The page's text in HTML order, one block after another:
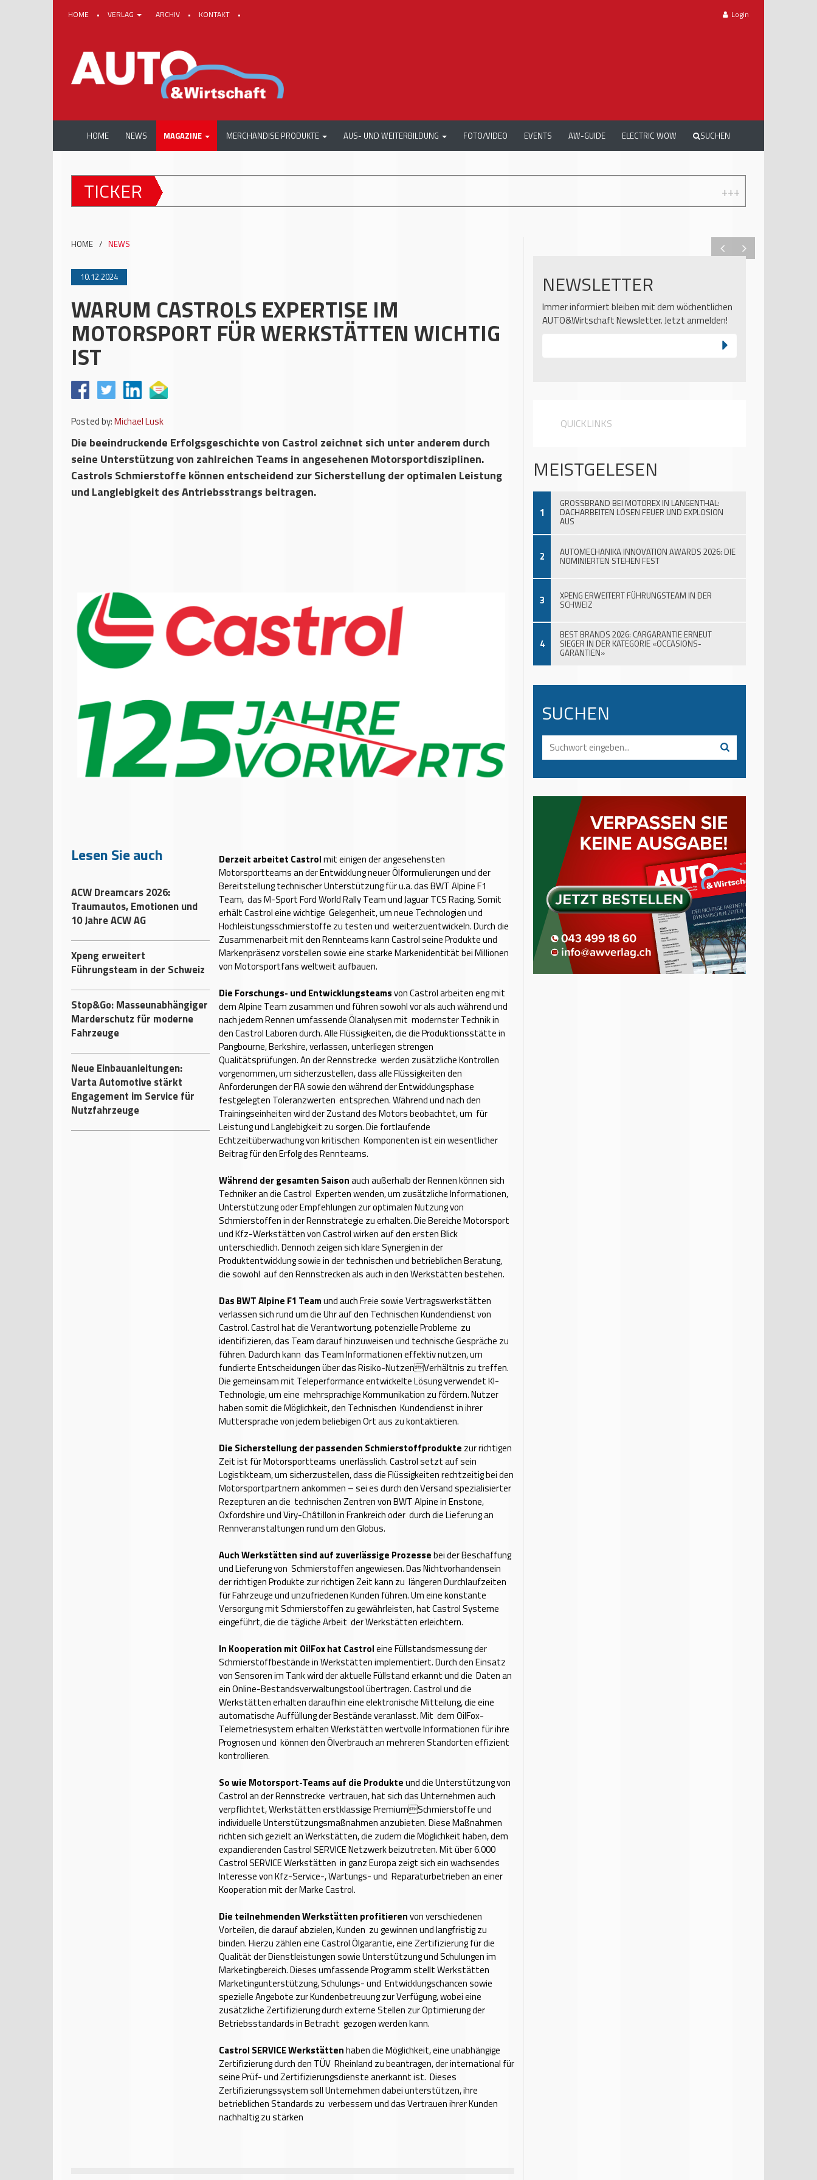
HOME • VERLAG ARCHIV • KONTAKT • Login
HOME NEWS MAGAZINE MERCHANDISE PRODUKTE AUS- UND WEITERBILDUNG FOTO/VIDEO EVENTS AW-GUIDE ELECTRIC WOW SUCHEN
TICKER ACW DREAMCARS 2026:
HOME / NEWS
10.12.2024
WARUM CASTROLS EXPERTISE IM
MOTORSPORT FÜR WERKSTÄTTEN WICHTIG
IST
Posted by:Michael Lusk
Die beeindruckende Erfolgsgeschichte von Castrol zeichnet sich unter anderem durch
seine Unterstützung von zahlreichen Teams in angesehenen Motorsportdisziplinen.
Castrols Schmierstoffe können entscheidend zur Sicherstellung der optimalen Leistung
und Langlebigkeit des Antriebsstrangs beitragen.
Lesen Sie auch
ACW Dreamcars 2026:
Traumautos, Emotionen und
10 Jahre ACW AG
Xpeng erweitert
Führungsteam in der Schweiz
Stop&Go: Masseunabhängiger
Marderschutz für moderne
Fahrzeuge
Neue Einbauanleitungen:
Varta Automotive stärkt
Engagement im Service für
Nutzfahrzeuge
Derzeit arbeitet Castrolmit einigen der angesehensten
Motorsportteams an der Entwicklung neuer Ölformulierungen und der
Bereitstellung technischer Unterstützung für u.a. das BWT Alpine F1
Team, das M-Sport Ford World Rally Team und Jaguar TCS Racing. Somit
erhält Castrol eine wichtige Gelegenheit, um neue Technologien und
Hochleistungsschmierstoffe zu testen und weiterzuentwickeln. Durch die
Zusammenarbeit mit den Rennteams kann Castrol seine Produkte und
Markenpräsenz vorstellen sowie eine starke Markenidentität bei Millionen
von Motorsportfans weltweit aufbauen.
Die Forschungs- und Entwicklungsteamsvon Castrol arbeiten eng mit
dem Alpine Team zusammen und führen sowohl vor als auch während und
nach jedem Rennen umfassende Ölanalysen mit modernster Technik in
den Castrol Laboren durch. Alle Flüssigkeiten, die die Produktionsstätte in
Pangbourne, Berkshire, verlassen, unterliegen strengen
Qualitätsprüfungen. An der Rennstrecke werden zusätzliche Kontrollen
vorgenommen, um sicherzustellen, dass alle Flüssigkeiten den
Anforderungen der FIA sowie den während der Entwicklungsphase
festgelegten Toleranzwerten entsprechen. Während und nach den
Trainingseinheiten wird der Zustand des Motors beobachtet, um für
Leistung und Langlebigkeit zu sorgen. Die fortlaufende
Echtzeitüberwachung von kritischen Komponenten ist ein wesentlicher
Beitrag für den Erfolg des Rennteams.
Während der gesamten Saisonauch außerhalb der Rennen können sich
Techniker an die Castrol Experten wenden, um zusätzliche Informationen,
Unterstützung oder Empfehlungen zur optimalen Nutzung von
Schmierstoffen in der Rennstrategie zu erhalten. Die Bereiche Motorsport
und Kfz-Werkstätten von Castrol wirken auf den ersten Blick
unterschiedlich. Dennoch zeigen sich klare Synergien in der
Produktentwicklung sowie in der technischen und betrieblichen Beratung,
die sowohl auf den Rennstrecken als auch in den Werkstätten bestehen.
Das BWT Alpine F1 Teamund auch Freie sowie Vertragswerkstätten
verlassen sich rund um die Uhr auf den Technischen Kundendienst von
Castrol. Castrol hat die Verantwortung, potenzielle Probleme zu
identifizieren, das Team darauf hinzuweisen und technische Gespräche zu
führen. Dadurch kann das Team Informationen effektiv nutzen, um
fundierte Entscheidungen über das Risiko-NutzenVerhältnis zu treffen.
Die gemeinsam mit Teleperformance entwickelte Lösung verwendet KI-
Technologie, um eine mehrsprachige Kommunikation zu fördern. Nutzer
haben somit die Möglichkeit, den Technischen Kundendienst in ihrer
Muttersprache von jedem beliebigen Ort aus zu kontaktieren.
Die Sicherstellung der passenden Schmierstoffprodukte zur richtigen
Zeit ist für Motorsportteams unerlässlich. Castrol setzt auf sein
Logistikteam, um sicherzustellen, dass die Flüssigkeiten rechtzeitig bei den
Motorsportpartnern ankommen – sei es durch den Versand spezialisierter
Rezepturen an die technischen Zentren von BWT Alpine in Enstone,
Oxfordshire und Viry-Châtillon in Frankreich oder durch die Lieferung an
Rennveranstaltungen rund um den Globus.
Auch Werkstätten sind auf zuverlässige Prozessebei der Beschaffung
und Lieferung von Schmierstoffen angewiesen. Das Nichtvorhandensein
der richtigen Produkte zur richtigen Zeit kann zu längeren Durchlaufzeiten
für Fahrzeuge und unzufriedenen Kunden führen. Um eine konstante
Versorgung mit Schmierstoffen zu gewährleisten, hat Castrol Systeme
eingeführt, die die tägliche Arbeit der Werkstätten erleichtern.
In Kooperation mit OilFox hat Castroleine Füllstandsmessung der
Schmierstoffbestände in Werkstätten implementiert. Durch den Einsatz
von Sensoren im Tank wird der aktuelle Füllstand erkannt und die Daten an
ein Online-Bestandsverwaltungstool übertragen. Castrol und die
Werkstätten erhalten daraufhin eine elektronische Mitteilung, die eine
automatische Auffüllung der Bestände veranlasst. Mit dem OilFox-
Telemetriesystem erhalten Werkstätten wertvolle Informationen für ihre
Prognosen und können den Ölverbrauch an mehreren Standorten effizient
kontrollieren.
So wie Motorsport-Teams auf die Produkteund die Unterstützung von
Castrol an der Rennstrecke vertrauen, hat sich das Unternehmen auch
verpflichtet, Werkstätten erstklassige PremiumSchmierstoffe und
individuelle Unterstützungsmaßnahmen anzubieten. Diese Maßnahmen
richten sich gezielt an Werkstätten, die zudem die Möglichkeit haben, dem
expandierenden Castrol SERVICE Netzwerk beizutreten. Mit über 6.000
Castrol SERVICE Werkstätten in ganz Europa zeigt sich ein wachsendes
Interesse von Kfz-Service-, Wartungs- und Reparaturbetrieben an einer
Kooperation mit der Marke Castrol.
Die teilnehmenden Werkstätten profitierenvon verschiedenen
Vorteilen, die darauf abzielen, Kunden zu gewinnen und langfristig zu
binden. Hierzu zählen eine Castrol Ölgarantie, eine Zertifizierung für die
Qualität der Dienstleistungen sowie Unterstützung und Schulungen im
Marketingbereich. Dieses umfassende Programm stellt Werkstätten
Marketingunterstützung, Schulungs- und Entwicklungschancen sowie
spezielle Angebote zur Kundenbetreuung zur Verfügung, wobei eine
zusätzliche Zertifizierung durch externe Stellen zur Optimierung der
Betriebsstandards in Betracht gezogen werden kann.
Castrol SERVICE Werkstättenhaben die Möglichkeit, eine unabhängige
Zertifizierung durch den TÜV Rheinland zu beantragen, der international für
seine Prüf- und Zertifizierungsdienste anerkannt ist. Dieses
Zertifizierungssystem soll Unternehmen dabei unterstützen, ihre
betrieblichen Standards zu verbessern und das Vertrauen ihrer Kunden
nachhaltig zu stärken
NEWSLETTER
Immer informiert bleiben mit dem wöchentlichen
AUTO&Wirtschaft Newsletter. Jetzt anmelden!
QUICKLINKS
MEISTGELESEN
1
GROSSBRAND BEI MOTOREX IN LANGENTHAL:
DACHARBEITEN LÖSEN FEUER UND EXPLOSION
AUS
2 AUTOMECHANIKA INNOVATION AWARDS 2026: DIE
NOMINIERTEN STEHEN FEST
3 XPENG ERWEITERT FÜHRUNGSTEAM IN DER
SCHWEIZ
4
BEST BRANDS 2026: CARGARANTIE ERNEUT
SIEGER IN DER KATEGORIE «OCCASIONS-
GARANTIEN»
SUCHEN